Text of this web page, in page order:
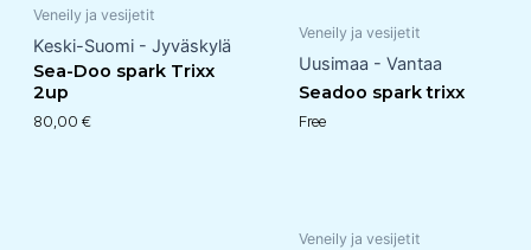
Veneily ja vesijetit
Keski-Suomi - Jyväskylä
Sea-Doo spark Trixx
2up
80,00 €
Veneily ja vesijetit
Uusimaa - Vantaa
Seadoo spark trixx
Free
Veneily ja vesijetit